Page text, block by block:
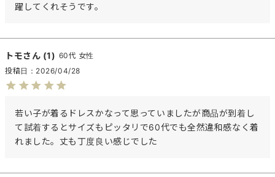
トモ 1 60代 女性
投稿日
2026/04/28
若い子が着るドレスかなって思っていましたが商品が到着し
て試着するとサイズもピッタリで60代でも全然違和感なく着
れました。丈も丁度良い感じでした